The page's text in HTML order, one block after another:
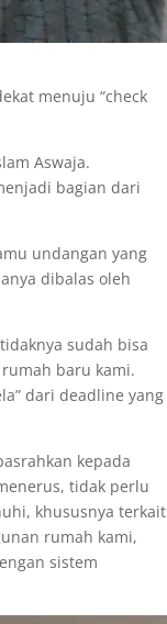
menuju “check
Aswaja.
bagian dari
undangan yang
dibalas oleh
sudah bisa
baru kami.
dari deadline yang
kepada
tidak perlu
khususnya terkait
rumah kami,
sistem